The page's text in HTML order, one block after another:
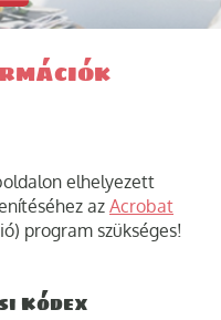
elhelyezett
az Acrobat
program szükséges!
Kódex